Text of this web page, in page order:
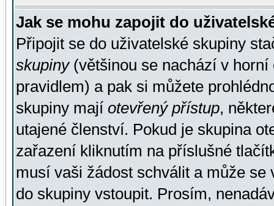
Jak se mohu zapojit do
Připojit se do uživatelské skupiny
skupiny(většinou se nachází v horní
pravidlem) a pak si můžete
skupiny mají otevřený přístup,
utajené členství. Pokud je skupina
zařazení kliknutím na příslušné
musí vaši žádost schválit a může se
do skupiny vstoupit. Prosím,